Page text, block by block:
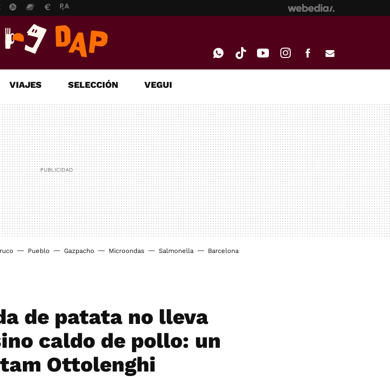
MAIL
VIAJES SELECCIÓN VEGUI
Pueblo Gazpacho Microondas Salmonella Barcelona
de patata no lleva
caldo de pollo: un
Ottolenghi